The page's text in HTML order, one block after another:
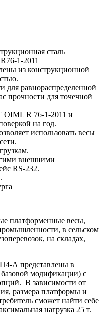
сталь
1-2011
из конструкционной
для равнораспределенной
прочности для точечной
R 76-1-2011 и
на год.
использовать весы
внешними
RS-232.
платформенные весы,
в сельском
на складах,
А представлены в
модификации) с
В зависимости от
размера платформы и
сможет найти себе
нагрузка 25 т.